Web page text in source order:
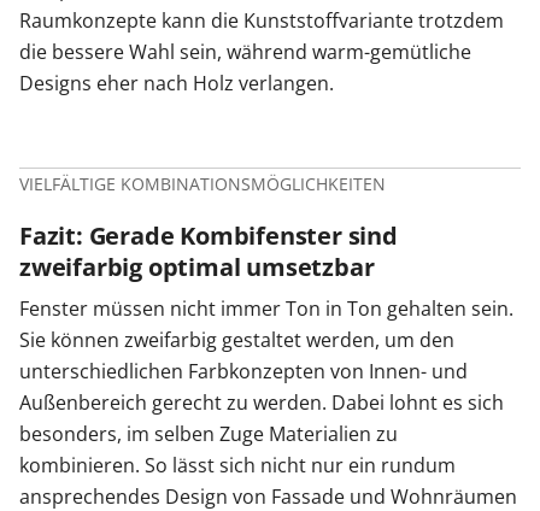
Raumkonzepte kann die Kunststoffvariante trotzdem
die bessere Wahl sein, während warm-gemütliche
Designs eher nach Holz verlangen.
VIELFÄLTIGE KOMBINATIONSMÖGLICHKEITEN
Fazit: Gerade Kombifenster sind
zweifarbig optimal umsetzbar
Fenster müssen nicht immer Ton in Ton gehalten sein.
Sie können zweifarbig gestaltet werden, um den
unterschiedlichen Farbkonzepten von Innen- und
Außenbereich gerecht zu werden. Dabei lohnt es sich
besonders, im selben Zuge Materialien zu
kombinieren. So lässt sich nicht nur ein rundum
ansprechendes Design von Fassade und Wohnräumen